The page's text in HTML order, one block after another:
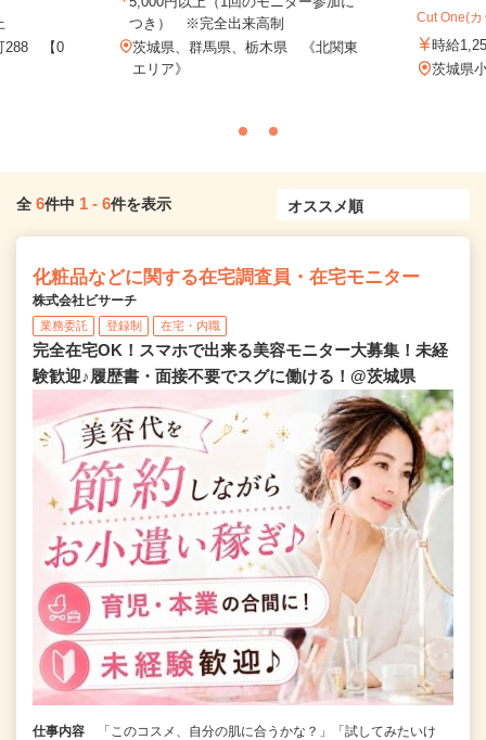
288 【0
つき） ※完全出来高制
茨城県、群馬県、栃木県 《北関東
エリア》
Cut One(カ
時給
茨城県
全 6件中 1 - 6件を表示
化粧品などに関する在宅調査員・在宅モニター
株式会社ビサーチ
業務委託 登録制 在宅・内職
完全在宅OK！スマホで出来る美容モニター大募集！未経
験歓迎♪履歴書・面接不要でスグに働ける！@茨城県
仕事内容
「このコスメ、自分の肌に合うかな？」「試してみたいけ